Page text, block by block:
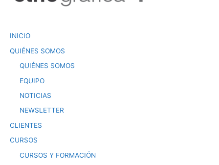
INICIO
QUIÉNES SOMOS
QUIÉNES SOMOS
EQUIPO
NOTICIAS
NEWSLETTER
CLIENTES
CURSOS
CURSOS Y FORMACIÓN